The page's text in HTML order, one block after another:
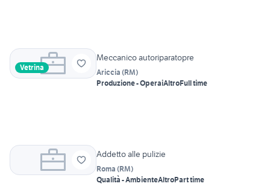
Vetrina
Meccanico autoriparatopre
Ariccia (RM)
Produzione - OperaiAltroFull time
Addetto alle pulizie
Roma (RM)
Qualità - AmbienteAltroPart time